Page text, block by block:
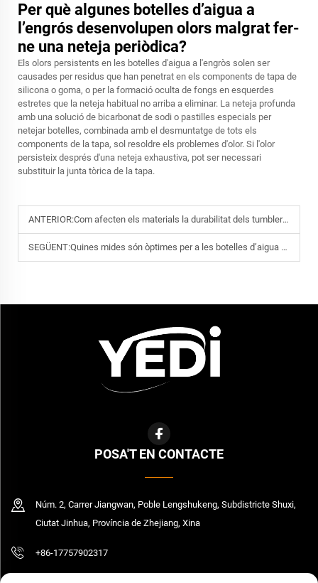
Per què algunes botelles d’aigua a
l’engrós desenvolupen olors malgrat fer-
ne una neteja periòdica?
Els olors persistents en les botelles d'aigua a l'engròs solen ser
causades per residus que han penetrat en els components de tapa de
silicona o goma, o per la formació oculta de fongs en esquerdes
estretes que la neteja habitual no arriba a eliminar. La neteja profunda
amb una solució de bicarbonat de sodi o pastilles especials per
netejar botelles, combinada amb el desmuntatge de tots els
components de la tapa, sol resoldre els problemes d'olor. Si l'olor
persisteix després d'una neteja exhaustiva, pot ser necessari
substituir la junta tòrica de la tapa.
ANTERIOR:Com afecten els materials la durabilitat dels tumbler de 40 oz sota ús freqüent
SEGÜENT:Quines mides són òptimes per a les botelles d’aigua d’oficina, de gimnàs o per a l’exterior
POSA'T EN CONTACTE
Núm. 2, Carrer Jiangwan, Poble Lengshukeng, Subdistricte Shuxi,
Ciutat Jinhua, Província de Zhejiang, Xina
+86-17757902317